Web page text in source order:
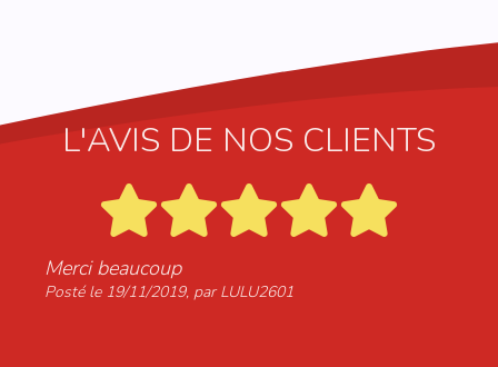
L'AVIS DE NOS CLIENTS
Merci beaucoup
Posté le 19/11/2019, par LULU2601